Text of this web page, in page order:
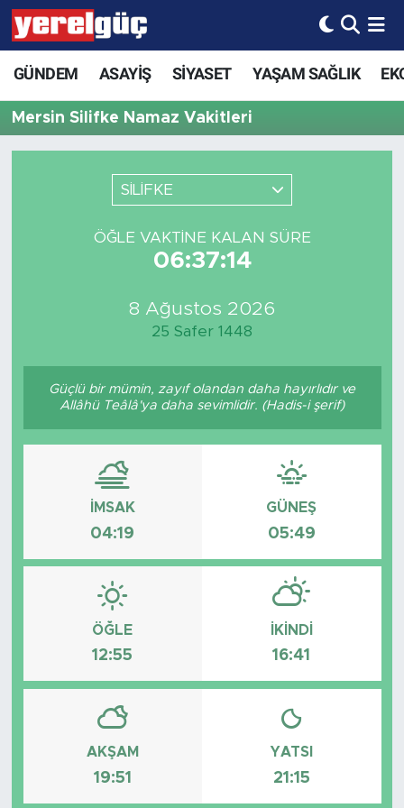
GÜNDEM ASAYİŞ SİYASET YAŞAM SAĞLIK
Mersin Silifke Namaz Vakitleri
SİLİFKE
ÖĞLE VAKTINE KALAN SÜRE
06:37:14
8 Ağustos 2026
25 Safer 1448
Güçlü bir mümin, zayıf olandan daha hayırlıdır ve
Allâhü Teâlâ'ya daha sevimlidir. (Hadis-i şerif)
İMSAK
04:19
GÜNEŞ
05:49
ÖĞLE
12:55
İKINDI
16:41
AKŞAM
19:51
YATSI
21:15